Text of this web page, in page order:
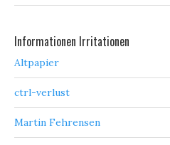
Informationen Irritationen
Altpapier
ctrl-verlust
Martin Fehrensen